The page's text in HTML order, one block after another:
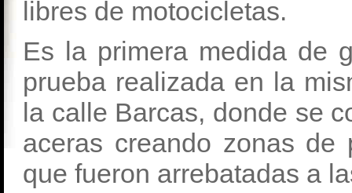
libres de motocicletas.
Es la primera medida de
prueba realizada en la
la calle Barcas, donde se
aceras creando zonas
que fueron arrebatadas a